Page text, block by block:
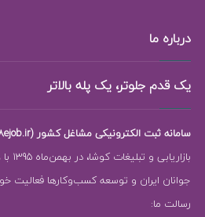
درباره ما
یک قدم جلوتر، یک پله بالاتر
سامانه ثبت الکترونیکی مشاغل کشور (118ejob.ir)
جوانان ایران و توسعه کسب‌وکارها فعالیت
رسالت ما: